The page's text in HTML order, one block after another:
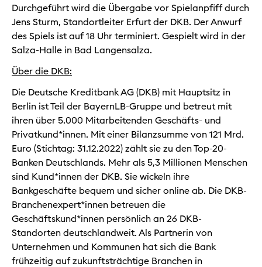
Durchgeführt wird die Übergabe vor Spielanpfiff durch
Jens Sturm, Standortleiter Erfurt der DKB. Der Anwurf
des Spiels ist auf 18 Uhr terminiert. Gespielt wird in der
Salza-Halle in Bad Langensalza.
Über die DKB:
Die Deutsche Kreditbank AG (DKB) mit Hauptsitz in
Berlin ist Teil der BayernLB-Gruppe und betreut mit
ihren über 5.000 Mitarbeitenden Geschäfts- und
Privatkund*innen. Mit einer Bilanzsumme von 121 Mrd.
Euro (Stichtag: 31.12.2022) zählt sie zu den Top-20-
Banken Deutschlands. Mehr als 5,3 Millionen Menschen
sind Kund*innen der DKB. Sie wickeln ihre
Bankgeschäfte bequem und sicher online ab. Die DKB-
Branchenexpert*innen betreuen die
Geschäftskund*innen persönlich an 26 DKB-
Standorten deutschlandweit. Als Partnerin von
Unternehmen und Kommunen hat sich die Bank
frühzeitig auf zukunftsträchtige Branchen in